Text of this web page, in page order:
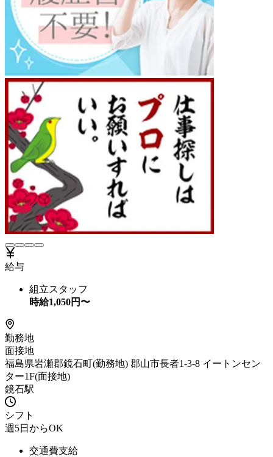
給与
組立スタッフ
時給1,050円〜
勤務地
面接地
福島県岩瀬郡鏡石町(勤務地) 郡山市長者1-3-8 イートンセン
ター1F(面接地)
鏡石駅
シフト
週5日からOK
交通費支給